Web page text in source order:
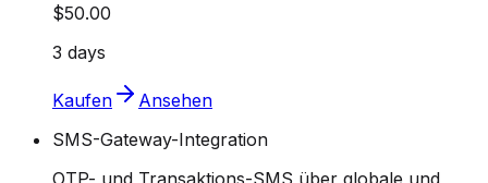
$50.00
3 days
Kaufen
Ansehen
SMS-Gateway-Integration
OTP- und Transaktions-SMS über globale und